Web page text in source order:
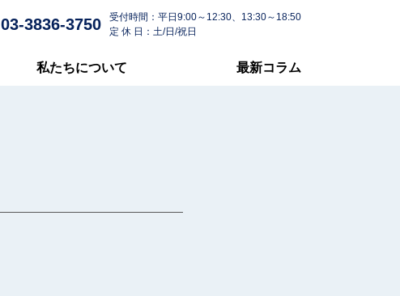
03-3836-3750
受付時間：平日9:00～12:30、13:30～18:50
定 休 日：土/日/祝日
私たちについて 最新コラム